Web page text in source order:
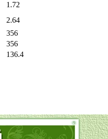
1.72
2.64
356
356
136.4